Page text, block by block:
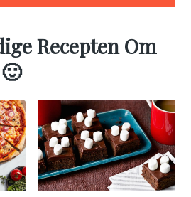
Recepten Om